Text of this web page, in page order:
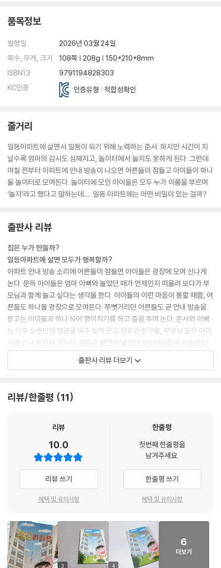
품목정보
발행일
2026년 03월 24일
쪽수, 무게, 크기
108쪽 | 208g | 150*210*8mm
ISBN13
9791194828303
KC인증
인증유형 : 적합성확인
줄거리
일등아파트에 살면서 일등이 되기 위해 노력하는 준서. 하지만 시간이 지
날수록 엄마의 감시도 심해지고, 놀이터에서 놀지도 못하게 된다. 그런데
며칠 전부터 아파트에 안내 방송이 나오면 어른들이 잠들고 아이들이 하나
둘 놀이터로 모여든다. 놀이터에 모인 아이들은 모두 누가 이름을 부르며
‘놀자’라고 했다고 말하는데…. 일등 아파트에는 어떤 비밀이 있는 걸까?
출판사 리뷰
집은 누가 만들까?
일등아파트에 살면 모두가 행복할까?
아파트 안내 방송 소리에 어른들이 잠들면 아이들은 광장에 모여 신나게
논다. 문득 아이들은 엄마 아빠와 놀았던 때가 언제인지 떠올려 보다가 부
모님과 함께 놀고 싶다는 생각을 한다. 아이들의 이런 마음이 통할 때쯤, 어
른들도 하나둘 광장으로 모여든다. 쭈뼛거리던 어른들도 곧 안내 방송을
듣고는 아이들과 하나 되어 팽이치기를 하고 춤을 추며 논다. 준서와 아빠
는 아주 오랜만에 얼굴을 마주 보며 웃고 현우와 친구들, 부모님 모두 아이
처럼 신나게 뛰며 웃는다. 짜증과 불만이 넘쳤던 일등아파트에 이들의 모
습은 갈등을 넘어 서로의 마음을 이해하며 마음을 포근하게 한다.
하지만 즐거움도 잠시, 아이들의 노는 모습에 불만을 느낀 사람들이 아파
대한 의견을 붙인다. ‘짜증 일등’이 아닌 ‘행복 일등’ 아파트를 만들고 싶다
들이 집을 투자의 수단으로 생각하는 것처럼 일등아파트의 주민들 역시 놀
서에게 던진 질문, “집은 누가 만드니?”는 사람들이 관계와 사랑으로 만들
어 가는 공간이 집임을 일깨워 준다.
“아아, 모든 집들은 신나게 노는 일등아파트로 변합니다.”
마법의 주문이 통하는 순간 열리는 행복!
리’를 찾기 위해 고군분투하는 아이들을 생생하게 그린다. 김정민 작가는
이 책을 통해 아이들이 원하는 행복이 무엇인지에 대해 생각해 보게 한다.
그리고 ‘행복 일등’ 아파트를 만들어 가는 과정에서 친구와 이웃 간의 삭막
함을 극복하는 장소로 놀이터를 선택해 함께 어울리며 아이와 어른 모두
출판사 리뷰 더보기
리뷰/한줄평 11
리뷰
10.0
리뷰 쓰기
혜택 및 유의사항
한줄평
첫번째 한줄평을
남겨주세요.
한줄평 쓰기
혜택 및 유의사항
3 4
6
더보기